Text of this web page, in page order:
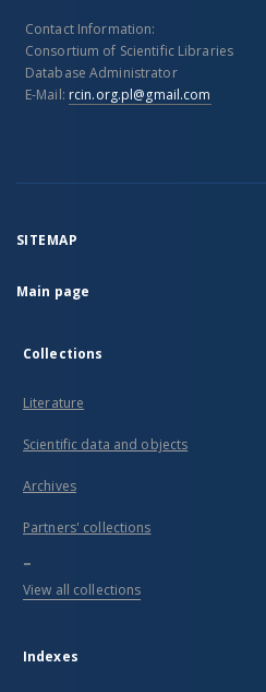
Contact Information:
Consortium of Scientific Libraries
Database Administrator
E-Mail: rcin.org.pl@gmail.com
SITEMAP
Main page
Collections
Literature
Scientific data and objects
Archives
Partners' collections
...
View all collections
Indexes